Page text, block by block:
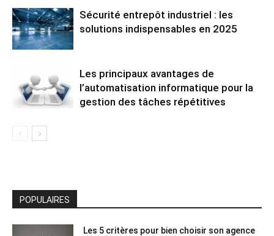
Sécurité entrepôt industriel : les
solutions indispensables en 2025
Les principaux avantages de
l’automatisation informatique pour la
gestion des tâches répétitives
POPULAIRES
Les 5 critères pour bien choisir son agence